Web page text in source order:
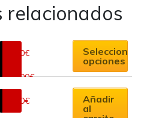
relacionados
5.00€
10.00€
Rango
de
precios:
Seleccionar
opciones
producto
múltiples
variantes.
Las
2.20€
Añadir
al